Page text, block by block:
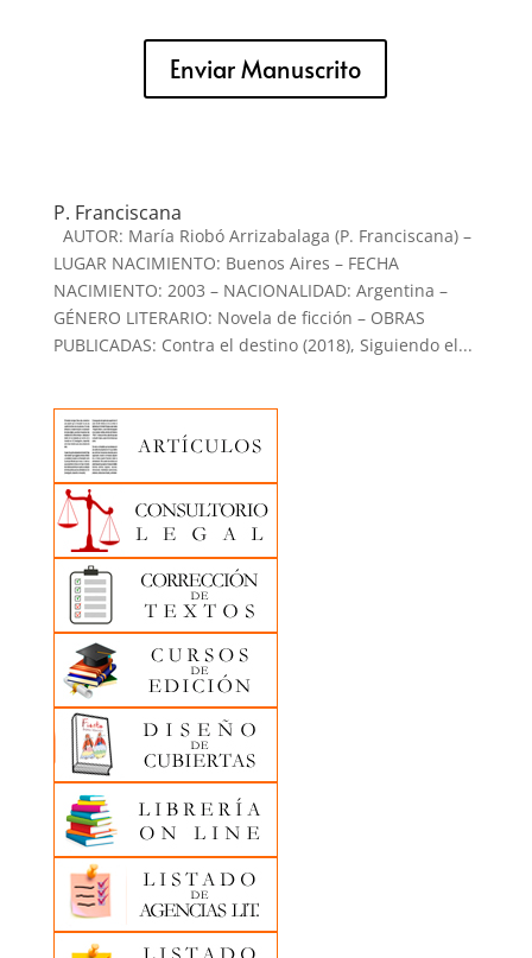
Enviar Manuscrito
P. Franciscana
AUTOR: María Riobó Arrizabalaga (P. Franciscana) –
LUGAR NACIMIENTO: Buenos Aires – FECHA
NACIMIENTO: 2003 – NACIONALIDAD: Argentina –
GÉNERO LITERARIO: Novela de ficción – OBRAS
PUBLICADAS: Contra el destino (2018), Siguiendo el...